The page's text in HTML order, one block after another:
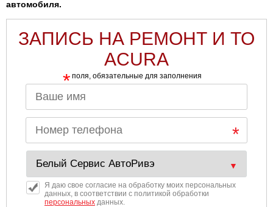
автомобиля.
ЗАПИСЬ НА РЕМОНТ И ТО
ACURA
* поля, обязательные для заполнения
Я даю свое согласие на обработку моих персональных
данных, в соответствии с политикой обработки
персональныхданных.